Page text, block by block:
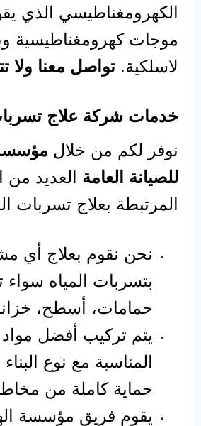
الكهرومغناطيسي الذي
موجات كهرومغناطيسية
لاسلكية. تواصل معنا ولا
خدمات شركة علاج
نوفر لكم من خلال مؤسسة
للصيانة العامة العديد من
المرتبطة بعلاج تسربات
نحن نقوم بعلاج أي
بتسربات المياه
حمامات، أسطح،
يتم تركيب أفضل مواد
المناسبة مع نوع
حماية كاملة من
يقوم فريق مؤسسة